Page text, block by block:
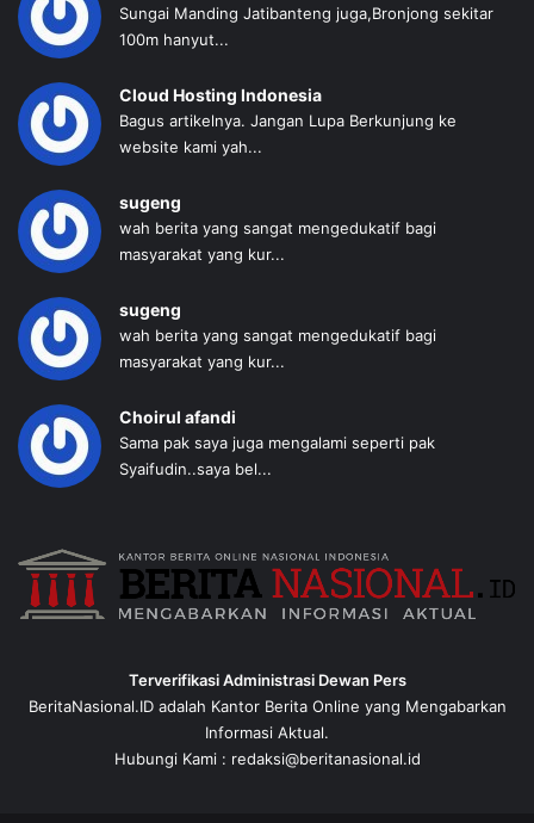
Sungai Manding Jatibanteng juga,Bronjong sekitar
100m hanyut...
Cloud Hosting Indonesia
Bagus artikelnya. Jangan Lupa Berkunjung ke
website kami yah...
sugeng
wah berita yang sangat mengedukatif bagi
masyarakat yang kur...
sugeng
wah berita yang sangat mengedukatif bagi
masyarakat yang kur...
Choirul afandi
Sama pak saya juga mengalami seperti pak
Syaifudin..saya bel...
Terverifikasi Administrasi Dewan Pers
BeritaNasional.ID adalah Kantor Berita Online yang Mengabarkan
Informasi Aktual.
Hubungi Kami : redaksi@beritanasional.id